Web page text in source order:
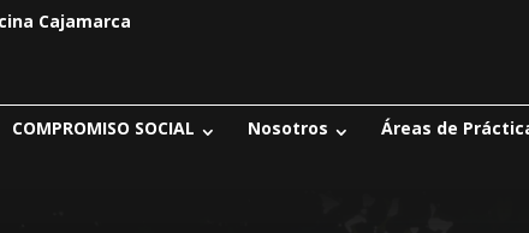
Cajamarca
COMPROMISO SOCIAL Nosotros Áreas de